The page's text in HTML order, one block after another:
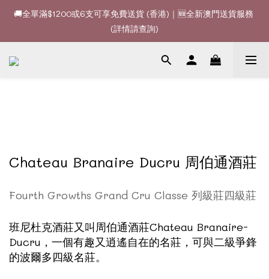
🚚全單滿$1200或6支可享免費送貨 (香港)｜🆕全新澳門送貨服務
(詳情請查詢)
🚚全單滿$1200或6支可享免費送貨 (香港)｜🆕全新澳門送貨服務
(詳情請查詢)
🍷酒款、優惠經常更新，請時刻追蹤我地😊｜🤵👰Wine Couple
Chateau Branaire Ducru 周伯通酒莊
Fourth Growths Grand Cru Classe 列級莊四級莊
班尼杜克酒莊又叫周伯通酒莊Chateau Branaire-
Ducru，一個有趣又逍遙自在的名莊，可與二級爭鋒
的波爾多四級名莊。